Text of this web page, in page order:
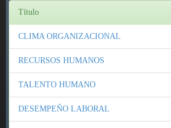
Título
CLIMA ORGANIZACIONAL
RECURSOS HUMANOS
TALENTO HUMANO
DESEMPEÑO LABORAL